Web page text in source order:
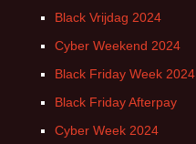
Black Vrijdag 2024
Cyber Weekend 2024
Black Friday Week 2024
Black Friday Afterpay
Cyber Week 2024